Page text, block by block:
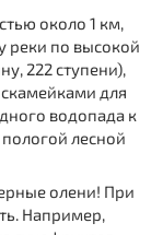
около 1 км,
реки по высокой
222 ступени),
для
водопада к
лесной
олени! При
Например,